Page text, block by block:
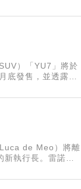
）「YU7」將於
底發售，並透露屆
de Meo）將離
執行長。雷諾週